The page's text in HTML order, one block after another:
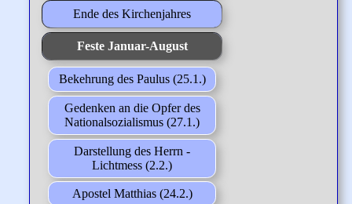
Ende des Kirchenjahres
Feste Januar-August
Bekehrung des Paulus (25.1.)
Gedenken an die Opfer des
Nationalsozialismus (27.1.)
Darstellung des Herrn -
Lichtmess (2.2.)
Apostel Matthias (24.2.)